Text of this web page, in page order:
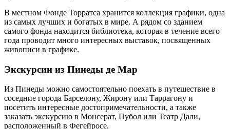
В местном Фонде Торратса хранится коллекция графики, одна
из самых лучших и богатых в мире. А рядом со зданием
самого фонда находится библиотека, которая в течение всего
года проводит много интересных выставок, посвященных
живописи в графике.
Экскурсии из Пинеды де Мар
Из Пинеды можно самостоятельно поехать в путешествие в
соседние города Барселону, Жирону или Таррагону и
посетить интересные достопримечательности, а также
заказать экскурсию в Монсерат, Пубол или Театр Дали,
расположенный в Фегейросе.